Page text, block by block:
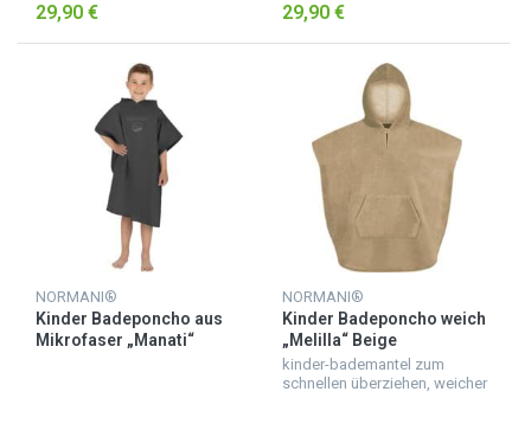
29,90 € 29,90 €
NORMANI®
Kinder Badeponcho aus
Mikrofaser „Manati“
NORMANI®
Kinder Badeponcho weich
„Melilla“ Beige
kinder-bademantel zum
schnellen überziehen, weicher